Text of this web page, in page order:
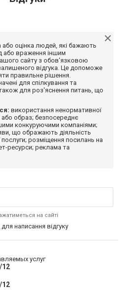
або оцінка людей, які бажають
або враження іншим
сайту з обов'язковою
відгука. Це допоможе
правильне рішення.
для спілкування та
для роз'яснення питань, що
використання ненормативної
або образ; безпосереднє
конкуруючими компаніями;
що ображають діяльність
послуги; розміщення посилань на
ресурси; реклама та
на сайті
для написання відгуку
услуг
12
12